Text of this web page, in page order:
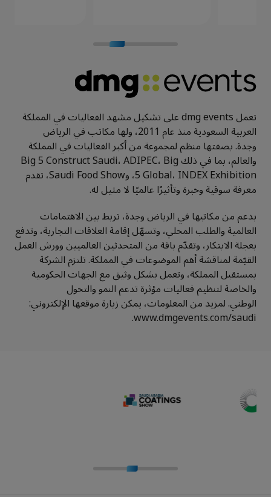
تعمل dmg events على تشكيل مشهد الفعاليات في المملكة
العربية السعودية منذ عام 2011، ولها مكاتب في الرياض
وجدة.بصفتها منظم لمجموعة من أكبرالفعاليات في المملكة
والعالم، بما في ذلك Big 5 Construct Saudi، ADIPEC، Big
5 Global، INDEX Exhibition، وSaudi Food Show، تقدم
معرفة سوقية وخبرة وتأثيرًا عالميًا لا مثيل له.
بدعم من مكاتبها في الرياض وجدة، تربط بين الاهتمامات
العالمية والطلب المحلي، وتسهّل إقامة العلاقات التجارية، وتدفع
بعجلة الابتكار، وتقدّم باقة من المتحدثين العالميين وورش العمل
القيّمة لمناقشة أهم الموضوعات في المملكة.تلتزم الشركة
بمستقبل المملكة، وتعمل بشكل وثيق مع الجهات الحكومية
والخاصة لتنظيم فعاليات مؤثرة تدعم النمو والتحول
الوطني.لمزيد من المعلومات، يمكن زيارة موقعها الإلكتروني:
www.dmgevents.com/saudi.